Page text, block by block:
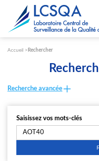
Accueil Rechercher
Recherche avancée
Saisissez vos mots-clés
Paramétrer les cookies